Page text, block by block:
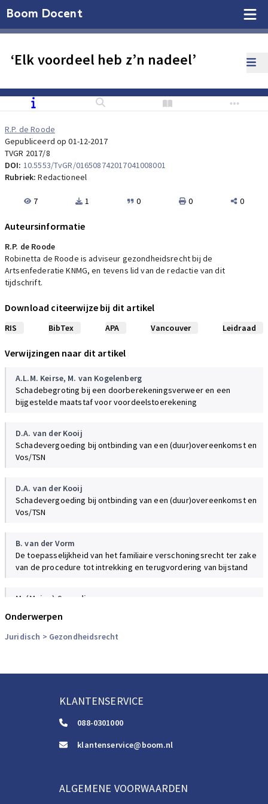
Boom Docent
‘Elk voordeel heb z’n nadeel’
R.P. de Roode
Gepubliceerd op 01-12-2017
TVGR 2017/8
DOI: 10.5553/TvGR/016508742017041008001
Rubriek:Redactioneel
7 1 0 0 0
Auteursinformatie
R.P. de Roode
Robinetta de Roode is adviseur gezondheidsrecht bij de
Artsenfederatie KNMG, en tevens lid van de redactie van dit
tijdschrift.
Download citeerwijze bij dit artikel
RIS BibTex APA Vancouver Leidraad
Verwijzingen naar dit artikel
A.L.M. Keirse, M. van Kogelenberg
Schadebegroting bij een doorberekeningsverweer en een
bijgestelde maatstaf voor voordeelstoerekening
D.A. van der Kooij
Schadevergoeding bij ontbinding van een (duur)overeenkomst en
Vos/TSN
D.A. van der Kooij
Schadevergoeding bij ontbinding van een (duur)overeenkomst en
Vos/TSN
B. van der Vorm
De toepasselijkheid van het familiaire verschoningsrecht ter zake
van de procedure tot intrekking en terugvordering van bijstand
M. (Mojan) Samadi
vormverzuimen: een stap in de goede richting?
Onderwerpen
Juridisch > Gezondheidsrecht
KLANTENSERVICE
088-0301000
klantenservice@boom.nl
ALGEMENE VOORWAARDEN